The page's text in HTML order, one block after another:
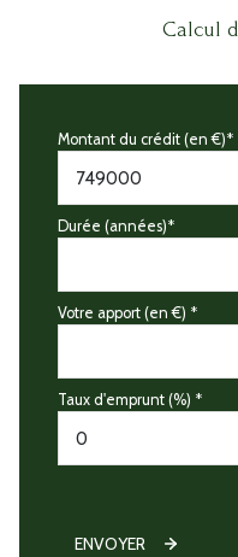
Calcul
Montant du crédit (en €)*
Durée (années)*
Votre apport (en €) *
Taux d'emprunt (%) *
ENVOYER